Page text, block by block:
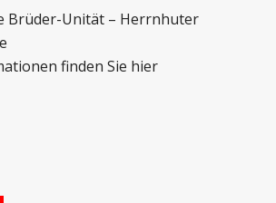
Brüder-Unität – Herrnhuter
finden Sie hier